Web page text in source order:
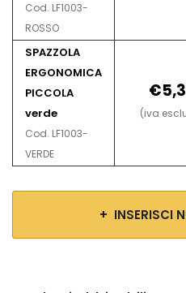
Cod. LF1003-
ROSSO
SPAZZOLA
ERGONOMICA
PICCOLA
verde
Cod. LF1003-
VERDE
(iva
+ INSERISCI